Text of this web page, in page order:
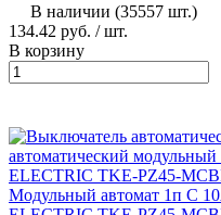
В наличии (35557 шт.)
134.42 руб. / шт.
В корзину
Модульный автомат 1п C